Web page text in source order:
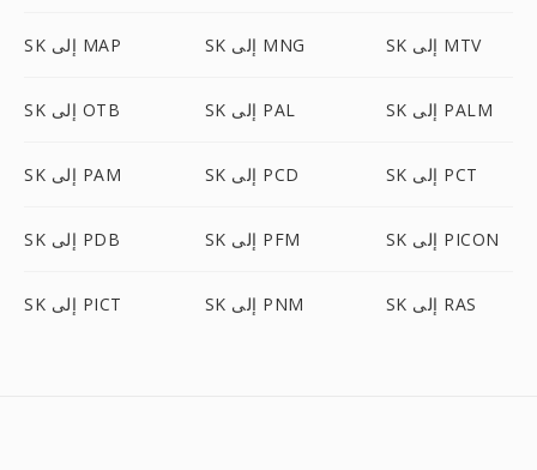
SK إلى MAP SK إلى MNG SK إلى MTV
SK إلى OTB SK إلى PAL SK إلى PALM
SK إلى PAM SK إلى PCD SK إلى PCT
SK إلى PDB SK إلى PFM SK إلى PICON
SK إلى PICT SK إلى PNM SK إلى RAS